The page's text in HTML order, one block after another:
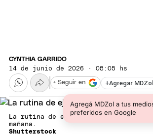
CYNTHIA GARRIDO
14 de junio de 2026 · 08:05 hs
+Agregar
Agregá MDZol a tus
preferidos en Google
+ Seguir en
La rutina de ejercicio que es
mañana.
Shutterstock